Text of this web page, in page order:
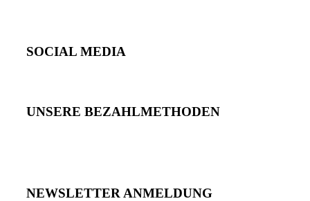
SOCIAL MEDIA
UNSERE BEZAHLMETHODEN
NEWSLETTER ANMELDUNG